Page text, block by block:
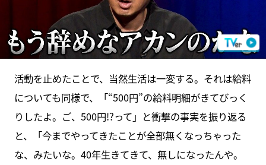
活動を止めたことで、当然生活は一変する。それは給料
についても同様で、「“500円”の給料明細がきてびっく
りしたよ。ご、500円!?って」と衝撃の事実を振り返る
と、「今までやってきたことが全部無くなっちゃった
な、みたいな。40年生きてきて、無しになったんや。